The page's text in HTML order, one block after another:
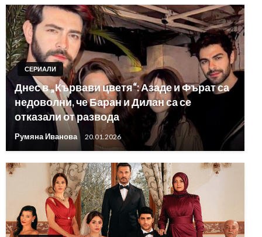
СЕРИАЛИ
Днес в „Кървави цветя“: Азаде и Фърат са
недоволни, че Баран и Дилан са се
отказали от развода
Румяна Иванова 20.01.2026